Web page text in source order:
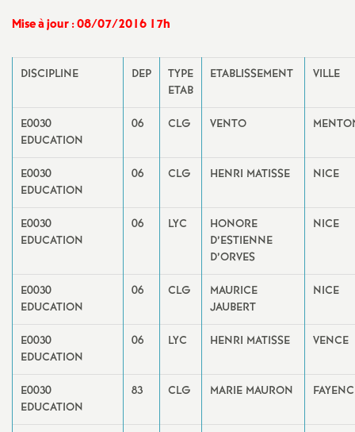
l
e
s
E
n
s
Mise à jour : 08/07/2016 17h
DISCIPLINE DEP
TYPE
ETAB
ETABLISSEMENT VILLE
E0030
EDUCATION
06 CLG VENTO
E0030
EDUCATION
06 CLG HENRI MATISSE NICE
E0030
EDUCATION
06 LYC
HONORE
D’ESTIENNE
D’ORVES
NICE
E0030
EDUCATION
06 CLG
MAURICE
JAUBERT
NICE
E0030
EDUCATION
06 LYC HENRI MATISSE VENCE
E0030
EDUCATION
83 CLG MARIE MAURON